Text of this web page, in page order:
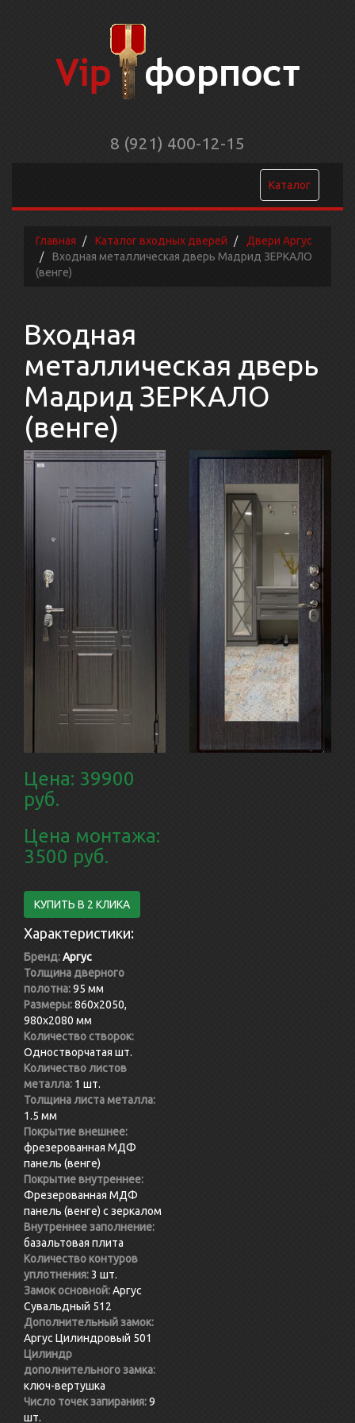
8 (921) 400-12-15
Каталог
Главная Каталог входных дверей
Двери Аргус
Входная металлическая дверь Мадрид ЗЕРКАЛО
(венге)
Входная
металлическая дверь
Мадрид ЗЕРКАЛО
(венге)
Цена: 39900
руб.
Цена монтажа:
3500 руб.
КУПИТЬ В 2 КЛИКА
Характеристики:
Бренд:Аргус
Толщина дверного
полотна:95 мм
Размеры:860x2050,
980x2080 мм
Количество створок:
Одностворчатая шт.
Количество листов
металла: 1 шт.
Толщина листа металла:
1.5 мм
Покрытие внешнее:
фрезерованная МДФ
панель (венге)
Покрытие внутреннее:
Фрезерованная МДФ
панель (венге) с зеркалом
Внутреннее заполнение:
базальтовая плита
Количество контуров
уплотнения:3 шт.
Замок основной:Аргус
Сувальдный 512
Дополнительный замок:
Аргус Цилиндровый 501
Цилиндр
дополнительного замка:
ключ-вертушка
Число точек запирания:9
шт.